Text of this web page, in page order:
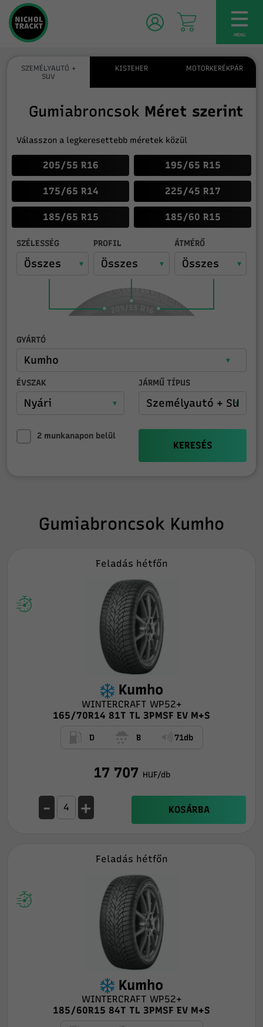
MENU
SZEMÉLYAUTÓ +
SUV
KISTEHER MOTORKERÉKPÁR
Gumiabroncsok Méret szerint
Válasszon a legkeresettebb méretek közül
205/55 R16 195/65 R15
175/65 R14 225/45 R17
185/65 R15 185/60 R15
SZÉLESSÉG PROFIL ÁTMÉRŐ
GYÁRTÓ
ÉVSZAK JÁRMŰ TÍPUS
2 munkanapon belül
KERESÉS
Gumiabroncsok Kumho
Feladás hétfőn
Kumho
WINTERCRAFT WP52+
165/70R14 81T TL 3PMSF EV M+S
D B 71db
17 707 HUF/db
- + KOSÁRBA
Feladás hétfőn
Kumho
WINTERCRAFT WP52+
185/60R15 84T TL 3PMSF EV M+S